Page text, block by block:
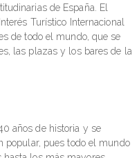
de España. El
Turístico Internacional
de todo el mundo, que se
las plazas y los bares de la
años de historia y se
popular, pues todo el mundo